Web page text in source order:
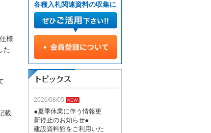
様
た
載
各種入札関連資料の収集に
2026/08/05
●夏季休業に伴う情報更
新停止のお知らせ●
建設資料館をご利用いた